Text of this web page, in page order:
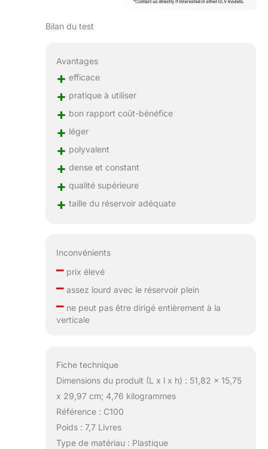
Bilan du test
Avantages
+ efficace
+ pratique à utiliser
+ bon rapport coût-bénéfice
+ léger
+ polyvalent
+ dense et constant
+ qualité supérieure
+ taille du réservoir adéquate
Inconvénients
–prix élevé
–assez lourd avec le réservoir plein
–ne peut pas être dirigé entièrement à la
verticale
Fiche technique
Dimensions du produit (L x l x h) : 51,82 x 15,75
x 29,97 cm; 4,76 kilogrammes
Référence : C100
Poids : 7,7 Livres
Type de matériau : Plastique